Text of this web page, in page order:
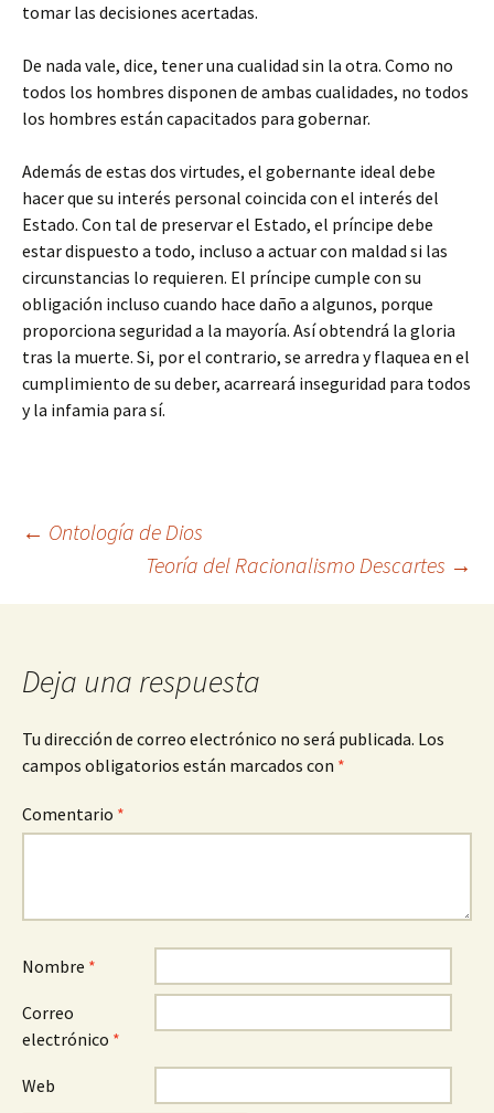
tomar las decisiones acertadas.
De nada vale, dice, tener una cualidad sin la otra. Como no
todos los hombres disponen de ambas cualidades, no todos
los hombres están capacitados para gobernar.
Además de estas dos virtudes, el gobernante ideal debe
hacer que su interés personal coincida con el interés del
Estado. Con tal de preservar el Estado, el príncipe debe
estar dispuesto a todo, incluso a actuar con maldad si las
circunstancias lo requieren. El príncipe cumple con su
obligación incluso cuando hace daño a algunos, porque
proporciona seguridad a la mayoría. Así obtendrá la gloria
tras la muerte. Si, por el contrario, se arredra y flaquea en el
cumplimiento de su deber, acarreará inseguridad para todos
y la infamia para sí.
Navegación
de
entradas
← Ontología de Dios
Teoría del Racionalismo Descartes →
Deja una respuesta
Tu dirección de correo electrónico no será publicada. Los
campos obligatorios están marcados con *
Comentario *
Nombre *
Correo
electrónico *
Web